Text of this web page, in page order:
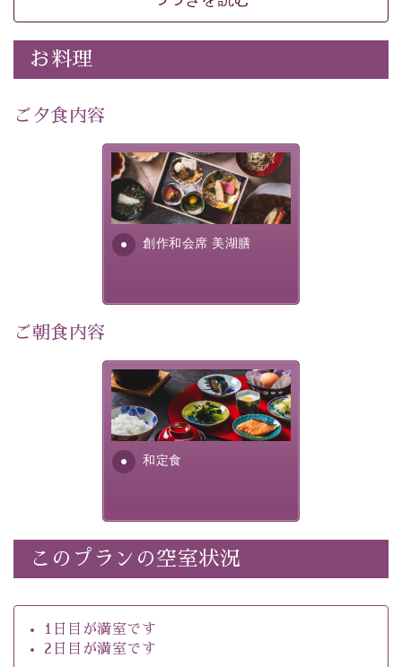
-----------【安心への取り組み】----------
個室料亭、貸切風呂のご利用が可能な上、 安心安全にご
滞在いただけるよう
30項目以上からなる独自の衛生・消毒プログラムの基、
徹底した衛生管理を行っております。
---------------------------------------------
・朝夕個室料亭で個室食
・諏訪大社4社を巡る無料参拝バス（事前予約制）
・館内着をご用意
・環境に配慮したアメニティをご用意
・館内フリーWi-Fi
・チェックイン15時、チェックアウト10時
・朝夕個室料亭で個室食
・夕食は地産地消の創作和会席 美湖膳（二十四節気と
・朝食はこだわりの味噌汁をはじめとした和定食
【温泉】
自家源泉「美翠源泉」は酸化の進みが遅く新鮮で若返り
の効果が高い、極めて希有な源泉です。身も心も癒され
るご入浴をお愉しみください。
■お座敷風呂（大浴場）
お料理
ご夕食内容
創作和会席 美湖膳
美湖膳とは諏訪の地で特別を
提供する為に料理長・神原 裕
明が考え出した創作和会席で
す。美しい諏訪湖の幸...
ご朝食内容
和定食
さっぱりとした和食膳に使わ
れる食材は、諏訪の名産品を
ふんだんに取り入れ、安心・
安全を心掛けた長野県産...
このプランの空室状況
1日目が満室です
2日目が満室です